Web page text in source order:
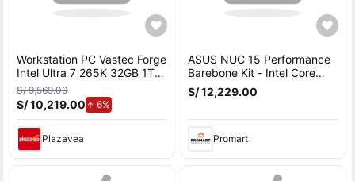
Workstation PC Vastec Forge
Intel Ultra 7 265K 32GB 1TB
SSD NVIDIA RTX 5060 Ti 16
GB Windows 11 Pro
S/ 9,569.00
S/ 10,219.00 6%
Plazavea
ASUS NUC 15 Performance
Barebone Kit - Intel Core
Ultra 7 255HX, NVIDIA
GeForce RTX 5060,
S/ 12,229.00
Promart